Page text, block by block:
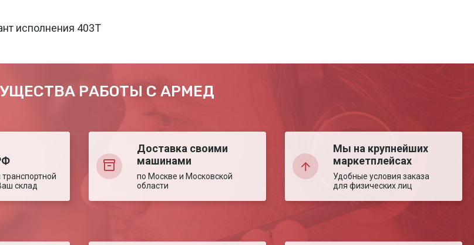
исполнения 403T
РАБОТЫ С АРМЕД
склад
Доставка своими
машинами
по Москве и Московской
области
Мы на крупнейших
маркетплейсах
Удобные условия заказа
для физических лиц